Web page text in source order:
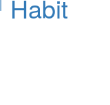
Habit